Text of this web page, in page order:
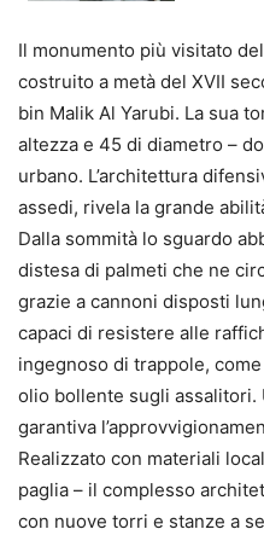
Il monumento più visitato
costruito a metà del XVII
bin Malik Al Yarubi. La sua
altezza e 45 di diametro –
urbano. L’architettura
assedi, rivela la grande
Dalla sommità lo sguardo
distesa di palmeti che ne
grazie a cannoni disposti
capaci di resistere alle
ingegnoso di trappole,
olio bollente sugli
garantiva
Realizzato con materiali
paglia – il complesso
con nuove torri e stanze a